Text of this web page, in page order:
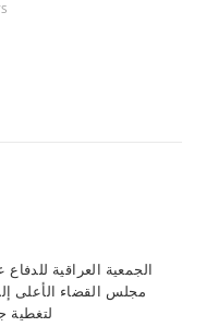
الجمعية العراقية
مجلس القضاء الأعلى